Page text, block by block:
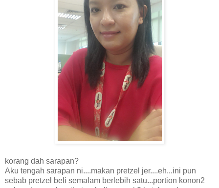
korang dah sarapan?
Aku tengah sarapan ni....makan pretzel jer....eh...ini pun
sebab pretzel beli semalam berlebih satu...portion konon2